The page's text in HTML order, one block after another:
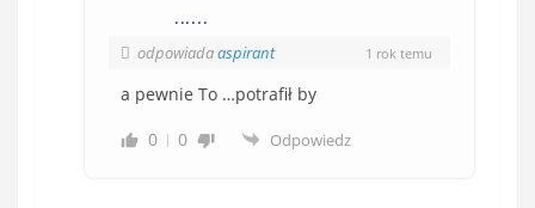
......
odpowiadaaspirant 1 rok temu
a pewnie To …potrafił by
0
0 Odpowiedz